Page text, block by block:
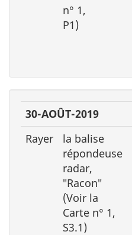
n° 1,
P1)
30-AOÛT-2019
Rayer
la balise
répondeuse
radar,
″Racon″
(Voir la
Carte n° 1,
S3.1)